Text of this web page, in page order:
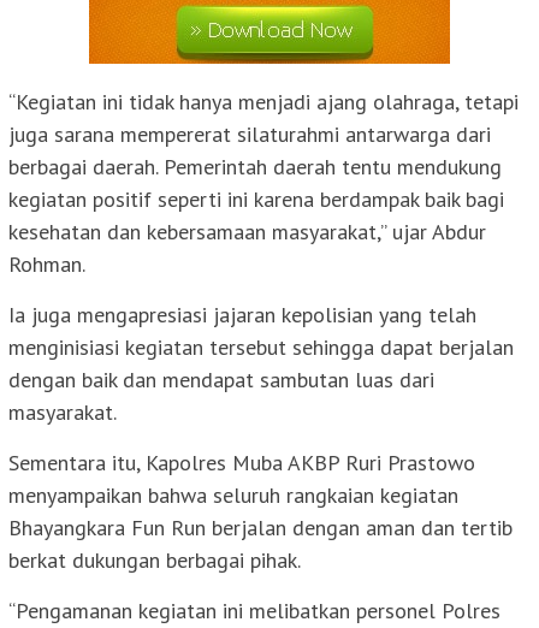
“Kegiatan ini tidak hanya menjadi ajang olahraga, tetapi
juga sarana mempererat silaturahmi antarwarga dari
berbagai daerah. Pemerintah daerah tentu mendukung
kegiatan positif seperti ini karena berdampak baik bagi
kesehatan dan kebersamaan masyarakat,” ujar Abdur
Rohman.
Ia juga mengapresiasi jajaran kepolisian yang telah
menginisiasi kegiatan tersebut sehingga dapat berjalan
dengan baik dan mendapat sambutan luas dari
masyarakat.
Sementara itu, Kapolres Muba AKBP Ruri Prastowo
menyampaikan bahwa seluruh rangkaian kegiatan
Bhayangkara Fun Run berjalan dengan aman dan tertib
berkat dukungan berbagai pihak.
“Pengamanan kegiatan ini melibatkan personel Polres